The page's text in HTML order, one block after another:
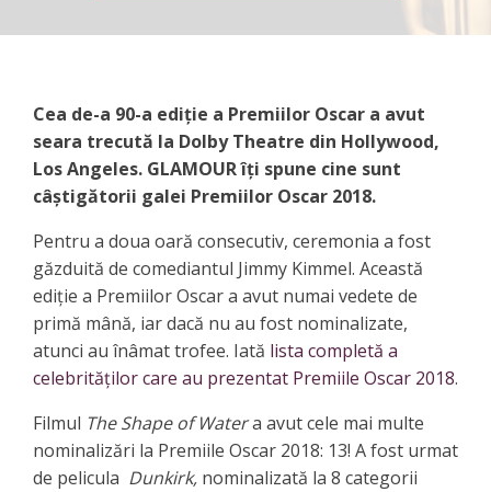
Cea de-a 90-a ediție a Premiilor Oscar a avut
seara trecută la Dolby Theatre din Hollywood,
Los Angeles. GLAMOUR îți spune cine sunt
câștigătorii galei Premiilor Oscar 2018.
Pentru a doua oară consecutiv, ceremonia a fost
găzduită de comediantul Jimmy Kimmel. Această
ediție a Premiilor Oscar a avut numai vedete de
primă mână, iar dacă nu au fost nominalizate,
atunci au înâmat trofee. Iată lista completă a
celebrităților care au prezentat Premiile Oscar 2018.
Filmul The Shape of Watera avut cele mai multe
nominalizări la Premiile Oscar 2018: 13! A fost urmat
de pelicula Dunkirk, nominalizată la 8 categorii